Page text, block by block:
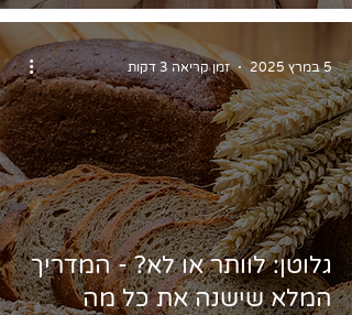
גלוטן: לוותר או לא? - המדריך
המלא שישנה את כל מה
5 במרץ 2025 זמן קריאה 3 דקות